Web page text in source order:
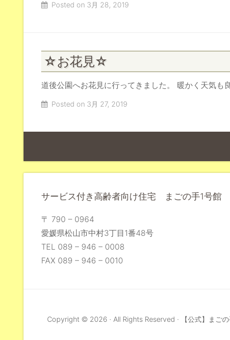
Posted on 3月 28, 2019
☆お花見☆
道後公園へお花見に行ってきました。 暖かく天気
Posted on 3月 27, 2019
サービス付き高齢者向け住宅 まごの手1号館
〒 790 – 0964
愛媛県松山市中村3丁目1番48号
TEL 089 – 946 – 0008
FAX 089 – 946 – 0010
Copyright © 2026 · All Rights Reserved · 【公式】まご